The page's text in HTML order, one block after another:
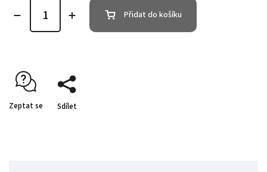
Přidat do košíku
Zeptat se Sdílet